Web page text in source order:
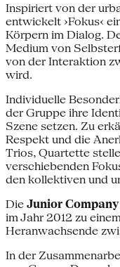
Inspiriert von der
entwickelt ›Fokus‹
Körpern im Dialog.
Medium von
von der Interaktion
wird.
Individuelle
der Gruppe ihre
Szene setzen. Zu
Respekt und die
Trios, Quartette
verschiebenden
den kollektiven und
Die Junior
im Jahr 2012 zu
Heranwachsende
In der